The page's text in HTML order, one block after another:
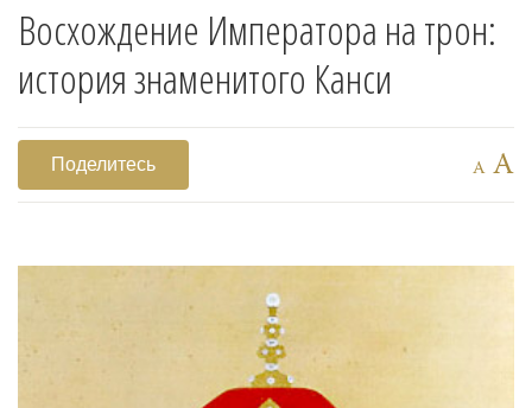
Восхождение Императора на трон:
история знаменитого Канси
Поделитесь A A